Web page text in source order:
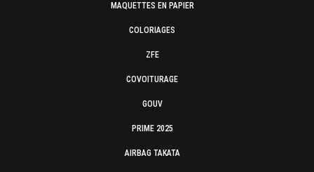
MAQUETTES EN PAPIER
COLORIAGES
ZFE
COVOITURAGE
GOUV
PRIME 2025
AIRBAG TAKATA